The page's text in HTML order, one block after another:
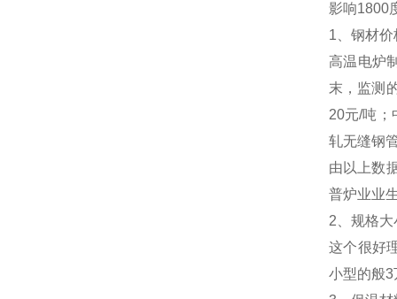
影响1800
1、钢材价
高温电炉
末，监测
20元/吨；
轧无缝钢
由以上数
普炉业业
2、规格大
这个很好
小型的般